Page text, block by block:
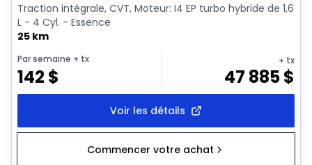
Traction intégrale, CVT, Moteur: I4 EP turbo hybride de 1,6
L - 4 Cyl. - Essence
25 km
Par semaine + tx
142 $
+ tx
47 885$
Voir les détails
Commencer votre achat